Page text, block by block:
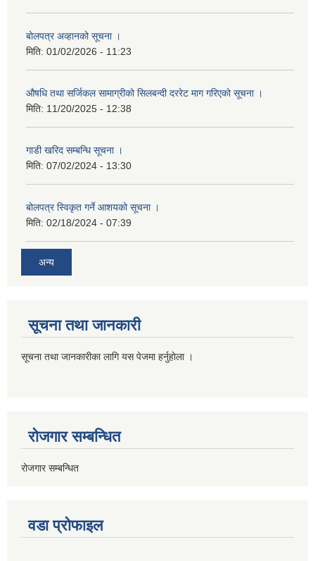
बोलपत्र अव्हानको सूचना ।
मिति: 01/02/2026 - 11:23
औषधि तथा सर्जिकल सामाग्रीको सिलबन्दी दररेट माग गरिएको सूचना ।
मिति: 11/20/2025 - 12:38
गाडी खरिद सम्बन्धि सूचना ।
मिति: 07/02/2024 - 13:30
बोलपत्र स्विकृत गर्ने आशयको सूचना ।
मिति: 02/18/2024 - 07:39
अन्य
सूचना तथा जानकारी
सूचना तथा जानकारीका लागि यस पेजमा हर्नुहोला ।
रोजगार सम्बन्धित
रोजगार सम्बन्धित
वडा प्रोफाइल